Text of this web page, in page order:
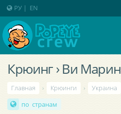
Крюинг › Ви Марин
Главная › Крюинги › Украина
по странам
РУ | EN